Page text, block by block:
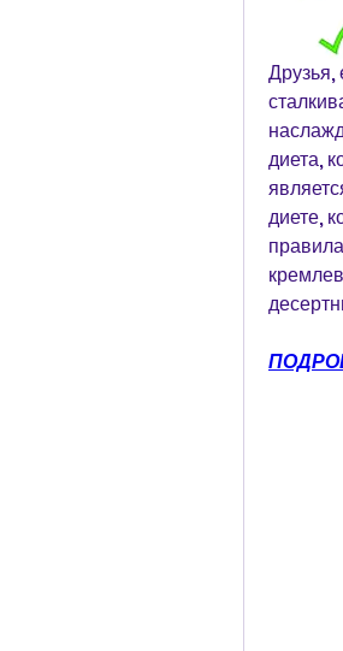
Друзья,
диета,
диете,